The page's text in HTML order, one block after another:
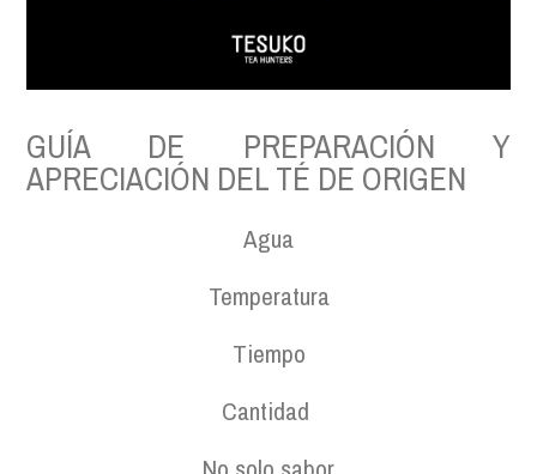
GUÍA DE PREPARACIÓN Y
APRECIACIÓN DEL TÉ DE ORIGEN
Agua
Temperatura
Tiempo
Cantidad